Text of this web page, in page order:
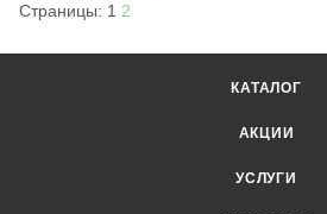
Страницы: 1 2
КАТАЛОГ
АКЦИИ
УСЛУГИ